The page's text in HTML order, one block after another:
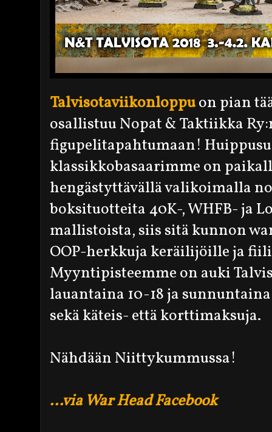
Talvisotaviikonloppuon pian
osallistuu Nopat & Taktiikka
figupelitapahtumaan!
klassikkobasaarimme on
hengästyttävällä valikoimalla
boksituotteita 40K-, WHFB- ja
mallistoista, siis sitä kunnon
OOP-herkkuja keräilijöille ja
Myyntipisteemme on auki
lauantaina 10-18 ja
sekä käteis- että korttimaksuja.
Nähdään Niittykummussa!
...via War Head Facebook